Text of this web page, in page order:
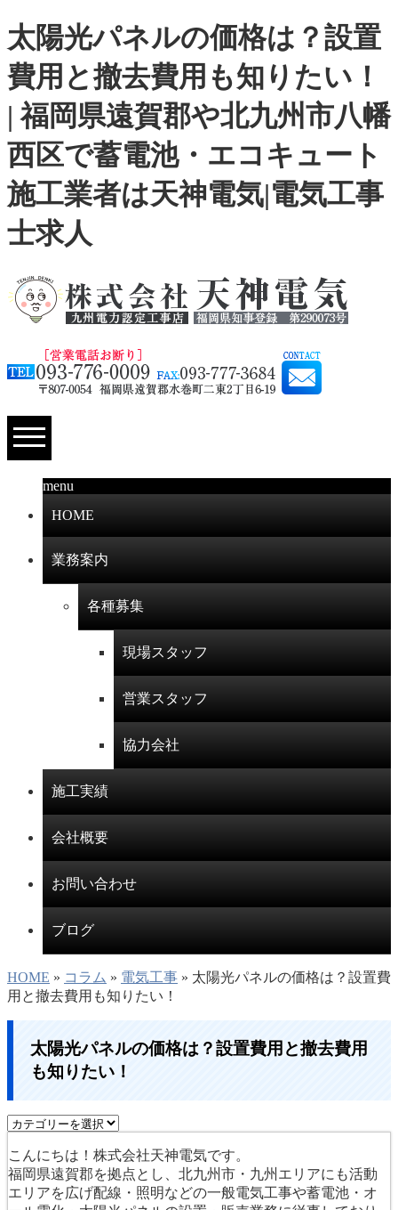
太陽光パネルの価格は？設置
費用と撤去費用も知りたい！
| 福岡県遠賀郡や北九州市八幡
西区で蓄電池・エコキュート
施工業者は天神電気|電気工事
士求人
menu
HOME
業務案内
各種募集
現場スタッフ
営業スタッフ
協力会社
施工実績
会社概要
お問い合わせ
ブログ
HOME » コラム » 電気工事 » 太陽光パネルの価格は？設置費
用と撤去費用も知りたい！
太陽光パネルの価格は？設置費用と撤去費用
も知りたい！
こんにちは！株式会社天神電気です。
福岡県遠賀郡を拠点とし、北九州市・九州エリアにも活動
エリアを広げ配線・照明などの一般電気工事や蓄電池・オ